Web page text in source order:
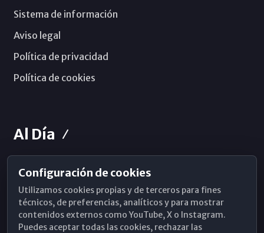
Sistema de información
Aviso legal
Política de privacidad
Política de cookies
Al Día
Horarios de Misa
Hemeroteca
WhatsApp
Configuración de cookies
Utilizamos cookies propias y de terceros para fines
técnicos, de preferencias, analíticos y para mostrar
contenidos externos como YouTube, X o Instagram.
Puedes aceptar todas las cookies, rechazar las